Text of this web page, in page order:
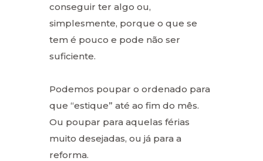
conseguir ter algo ou,
simplesmente, porque o que se
tem é pouco e pode não ser
suficiente.
Podemos poupar o ordenado para
que “estique” até ao fim do mês.
Ou poupar para aquelas férias
muito desejadas, ou já para a
reforma.